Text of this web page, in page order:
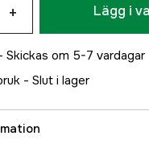
+ Lägg i
Skickas om 5-7 vardagar
- Slut i lager